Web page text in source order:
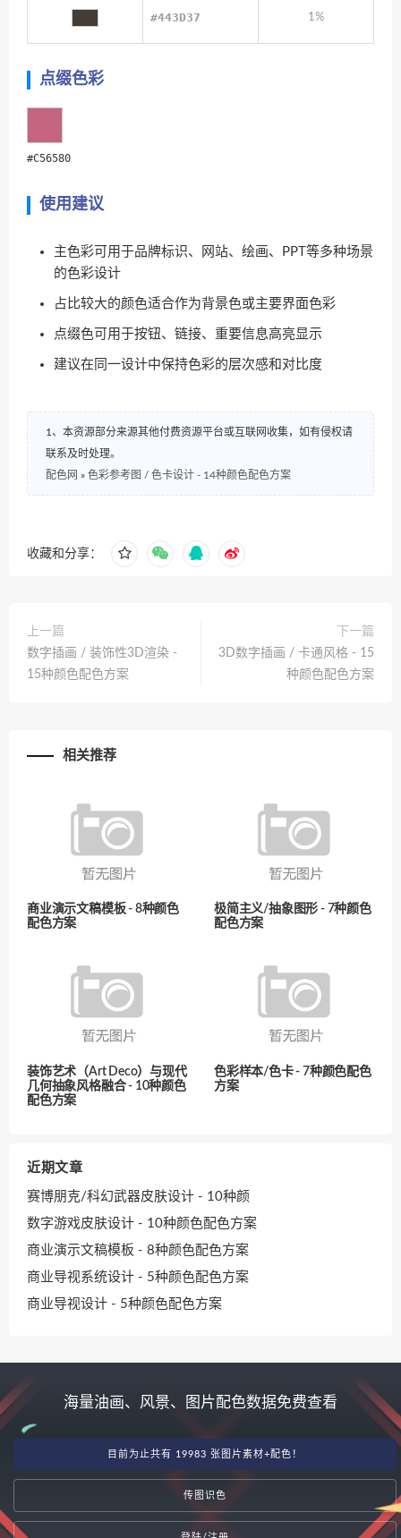
#443D37 1%
点缀色彩
#C56580
使用建议
主色彩可用于品牌标识、网站、绘画、PPT等多种场景
的色彩设计
占比较大的颜色适合作为背景色或主要界面色彩
点缀色可用于按钮、链接、重要信息高亮显示
建议在同一设计中保持色彩的层次感和对比度
1、本资源部分来源其他付费资源平台或互联网收集，如有侵权请
联系及时处理。
配色网 » 色彩参考图 / 色卡设计 - 14种颜色配色方案
收藏和分享：
上一篇
数字插画 / 装饰性3D渲染 -
15种颜色配色方案
下一篇
3D数字插画 / 卡通风格 - 15
种颜色配色方案
相关推荐
商业演示文稿模板 - 8种颜色
配色方案
极简主义/抽象图形 - 7种颜色
配色方案
装饰艺术（Art Deco）与现代
几何抽象风格融合 - 10种颜色
配色方案
色彩样本/色卡 - 7种颜色配色
方案
近期文章
赛博朋克/科幻武器皮肤设计 - 10种颜
数字游戏皮肤设计 - 10种颜色配色方案
商业演示文稿模板 - 8种颜色配色方案
商业导视系统设计 - 5种颜色配色方案
商业导视设计 - 5种颜色配色方案
海量油画、风景、图片配色数据免费查看
目前为止共有 19983 张图片素材+配色！
传图识色